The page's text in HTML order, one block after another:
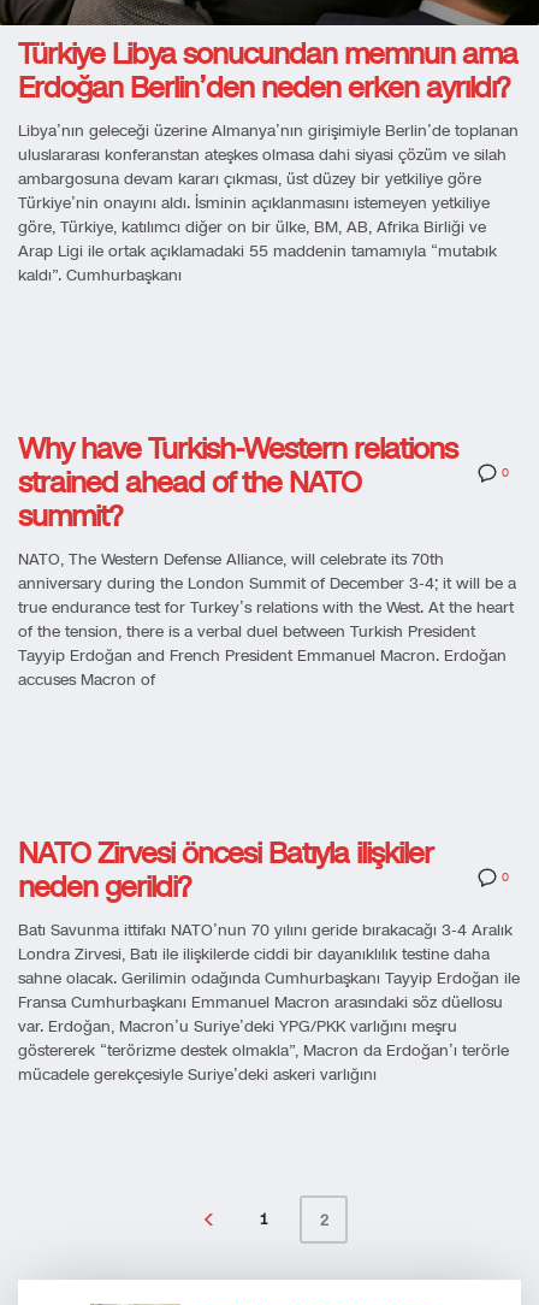
Türkiye Libya sonucundan memnun ama
Erdoğan Berlin’den neden erken ayrıldı?
Libya’nın geleceği üzerine Almanya’nın girişimiyle Berlin’de toplanan
uluslararası konferanstan ateşkes olmasa dahi siyasi çözüm ve silah
ambargosuna devam kararı çıkması, üst düzey bir yetkiliye göre
Türkiye’nin onayını aldı. İsminin açıklanmasını istemeyen yetkiliye
göre, Türkiye, katılımcı diğer on bir ülke, BM, AB, Afrika Birliği ve
Arap Ligi ile ortak açıklamadaki 55 maddenin tamamıyla “mutabık
kaldı”. Cumhurbaşkanı
0
Why have Turkish-Western relations
strained ahead of the NATO
summit?
NATO, The Western Defense Alliance, will celebrate its 70th
anniversary during the London Summit of December 3-4; it will be a
true endurance test for Turkey’s relations with the West. At the heart
of the tension, there is a verbal duel between Turkish President
Tayyip Erdoğan and French President Emmanuel Macron. Erdoğan
accuses Macron of
0
NATO Zirvesi öncesi Batıyla ilişkiler
neden gerildi?
Batı Savunma ittifakı NATO’nun 70 yılını geride bırakacağı 3-4 Aralık
Londra Zirvesi, Batı ile ilişkilerde ciddi bir dayanıklılık testine daha
sahne olacak. Gerilimin odağında Cumhurbaşkanı Tayyip Erdoğan ile
Fransa Cumhurbaşkanı Emmanuel Macron arasındaki söz düellosu
var. Erdoğan, Macron’u Suriye’deki YPG/PKK varlığını meşru
göstererek “terörizme destek olmakla”, Macron da Erdoğan’ı terörle
mücadele gerekçesiyle Suriye’deki askeri varlığını
1 2